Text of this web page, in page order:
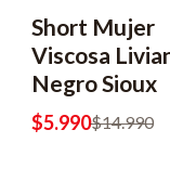
-60% OFF
Short Mujer
Viscosa
Negro Sioux
$5.990$14.990